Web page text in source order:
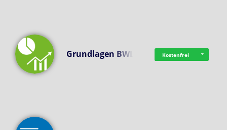
Grundlagen BWL Kostenfrei